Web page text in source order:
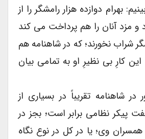
بهرام دوازده هزار رامشگر را از
مزد آنان را هم پرداخت می کند
شراب نخورند؛ که در شاهنامه هم
کارِ بی نظیرِ او به تمامی بیان
شاهنامه تقریباً در بسیاری از
پیکر نظامی برابر است؛ بجز در
وی؛ یا در کل در نوع نگاه